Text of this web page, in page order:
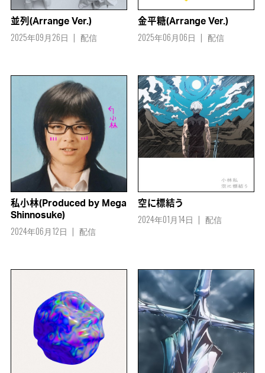
並列(Arrange Ver.)
2025年09月26日 配信
金平糖(Arrange Ver.)
2025年06月06日 配信
私小林(Produced by Mega
Shinnosuke)
2024年06月12日 配信
空に標結う
2024年01月14日 配信